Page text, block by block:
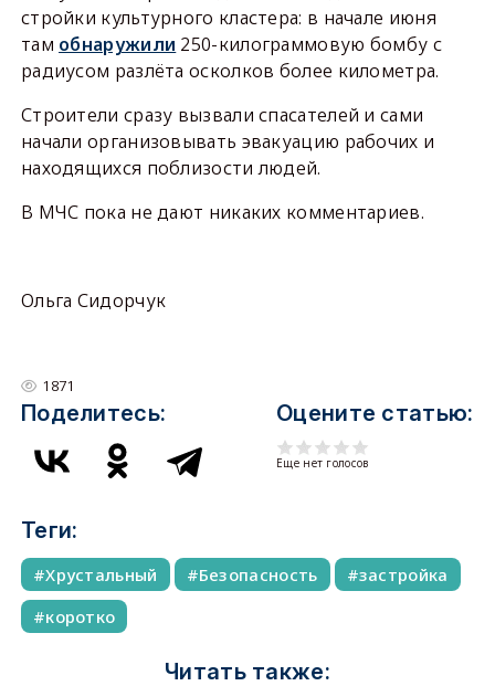
стройки культурного кластера: в начале июня
там обнаружили 250-килограммовую бомбу с
радиусом разлёта осколков более километра.
Строители сразу вызвали спасателей и сами
начали организовывать эвакуацию рабочих и
находящихся поблизости людей.
В МЧС пока не дают никаких комментариев.
Ольга Сидорчук
1871
Поделитесь: Оцените статью:
Еще нет голосов
Теги:
Хрустальный Безопасность
застройка
коротко
Читать также: